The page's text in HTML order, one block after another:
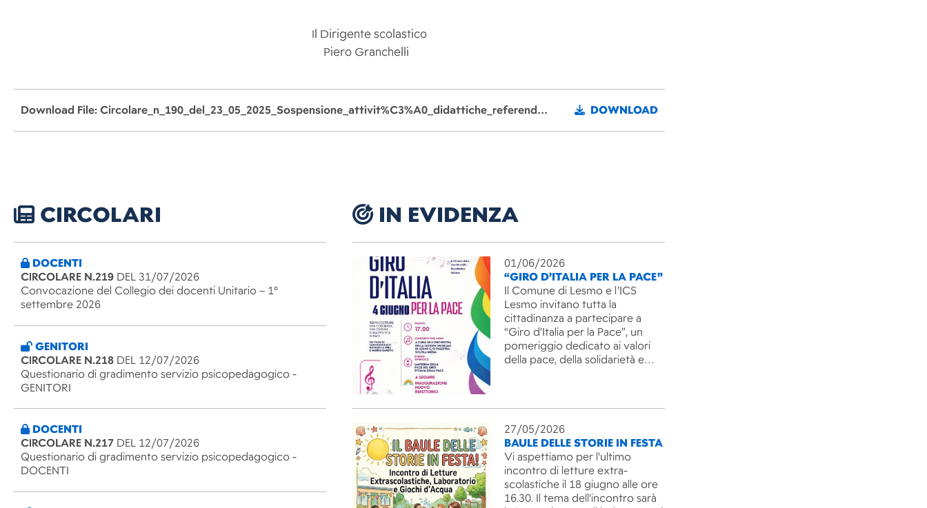
Il Dirigente scolastico
Piero Granchelli
Download File: Circolare_n_190_del_23_05_2025_Sospensione_attivit%C3%A0_didattiche_referendum_abrogativi_8_9_giugno_2025_scuola_infanzia_Lesmo.pdf DOWNLOAD
CIRCOLARI
DOCENTI
CIRCOLARE N.219 DEL 31/07/2026
Convocazione del Collegio dei docenti Unitario – 1°
settembre 2026
GENITORI
CIRCOLARE N.218 DEL 12/07/2026
Questionario di gradimento servizio psicopedagogico -
GENITORI
DOCENTI
CIRCOLARE N.217 DEL 12/07/2026
Questionario di gradimento servizio psicopedagogico -
DOCENTI
IN EVIDENZA
01/06/2026
“GIRO D’ITALIA PER LA PACE”
Il Comune di Lesmo e l’ICS
Lesmo invitano tutta la
cittadinanza a partecipare a
“Giro d’Italia per la Pace”, un
pomeriggio dedicato ai valori
della pace, della solidarietà e…
27/05/2026
BAULE DELLE STORIE IN FESTA
Vi aspettiamo per l'ultimo
incontro di letture extra-
scolastiche il 18 giugno alle ore
16.30. Il tema dell'incontro sarà